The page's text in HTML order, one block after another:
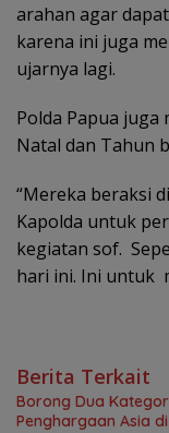
arahan agar
karena ini juga
ujarnya lagi.
Polda Papua juga
Natal dan Tahun
“Mereka beraksi
Kapolda untuk
kegiatan sof.
hari ini. Ini untuk
Berita Terkait
Borong Dua
Penghargaan Asia